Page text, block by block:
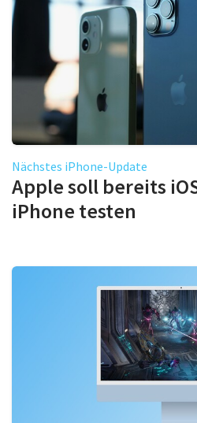
Nächstes iPhone-Update
Apple soll bereits
iPhone testen